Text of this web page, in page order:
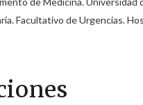
Facultativo de Urgencias.